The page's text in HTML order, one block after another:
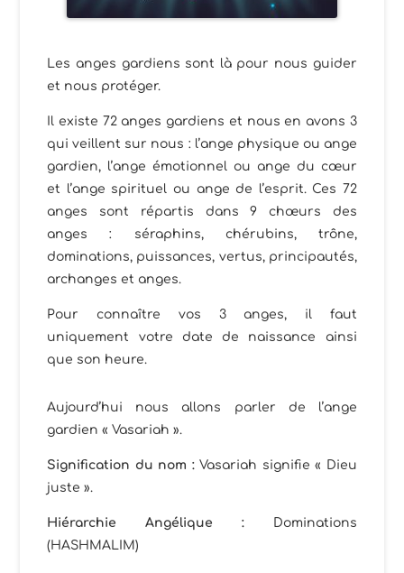
Les anges gardiens sont là pour nous guider
et nous protéger.
Il existe 72 anges gardiens et nous en avons 3
qui veillent sur nous : l’ange physique ou ange
gardien, l’ange émotionnel ou ange du cœur
et l’ange spirituel ou ange de l’esprit. Ces 72
anges sont répartis dans 9 chœurs des
anges : séraphins, chérubins, trône,
dominations, puissances, vertus, principautés,
archanges et anges.
Pour connaître vos 3 anges, il faut
uniquement votre date de naissance ainsi
que son heure.
Aujourd’hui nous allons parler de l’ange
gardien « Vasariah ».
Signification du nom :Vasariah signifie « Dieu
juste ».
Hiérarchie Angélique :
Dominations
(HASHMALIM)